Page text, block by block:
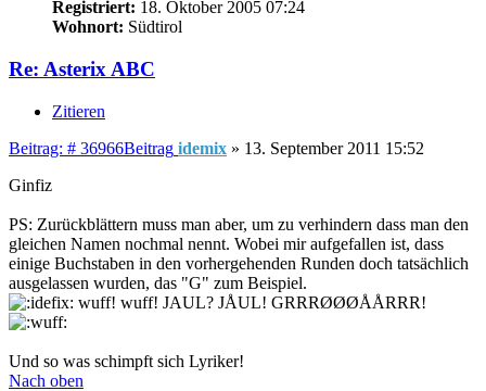
Registriert: 18. Oktober 2005 07:24
Wohnort: Südtirol
Re: Asterix ABC
Zitieren
Beitrag: # 36966Beitrag idemix » 13. September 2011 15:52
Ginfiz
PS: Zurückblättern muss man aber, um zu verhindern dass man den
gleichen Namen nochmal nennt. Wobei mir aufgefallen ist, dass
einige Buchstaben in den vorhergehenden Runden doch tatsächlich
ausgelassen wurden, das "G" zum Beispiel.
wuff! wuff! JAUL? JÅUL! GRRRØØØÅÅRRR!
Und so was schimpft sich Lyriker!
Nach oben